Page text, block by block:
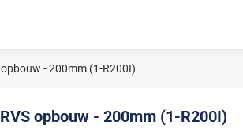
- 200mm (1-R200I)
opbouw - 200mm (1-R200I)